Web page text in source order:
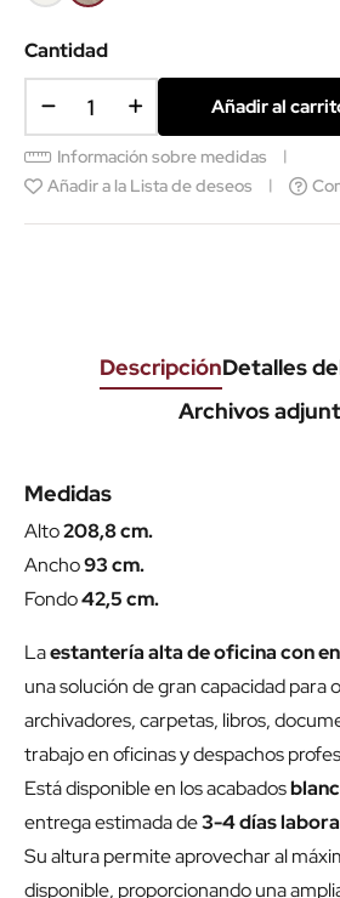
claro
Cantidad
Añadir al
Información sobre medidas
Añadir a la Lista de deseos
DescripciónDetalles
Archivos
Medidas
Alto208,8 cm.
Ancho93 cm.
Fondo42,5 cm.
Laestantería alta de oficina con
una solución de gran capacidad para
archivadores, carpetas, libros,
trabajo en oficinas y despachos
Está disponible en los acabados
entrega estimada de3-4 días
Su altura permite aprovechar al
disponible, proporcionando una